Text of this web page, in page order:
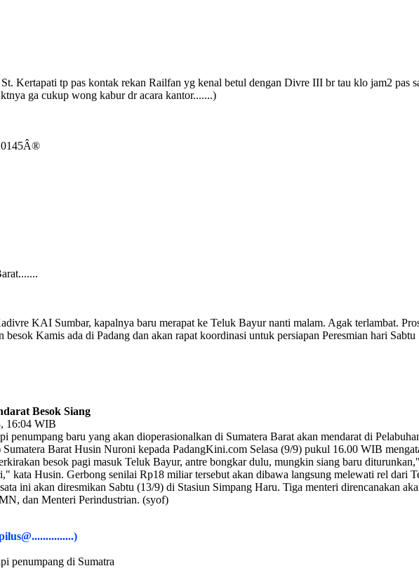
Kertapati tp pas kontak rekan Railfan yg kenal betul dengan Divre III br tau klo jam2 pas
ga cukup wong kabur dr acara kantor.......)
KAI Sumbar, kapalnya baru merapat ke Teluk Bayur nanti malam. Agak terlambat.
besok Kamis ada di Padang dan akan rapat koordinasi untuk persiapan Peresmian hari
Besok Siang
16:04 WIB
penumpang baru yang akan dioperasionalkan di Sumatera Barat akan mendarat di
Barat Husin Nuroni kepada PadangKini.com Selasa (9/9) pukul 16.00 WIB
besok pagi masuk Teluk Bayur, antre bongkar dulu, mungkin siang baru
kata Husin. Gerbong senilai Rp18 miliar tersebut akan dibawa langsung melewati rel dari
ini akan diresmikan Sabtu (13/9) di Stasiun Simpang Haru. Tiga menteri direncanakan
dan Menteri Perindustrian. (syof)
penumpang di Sumatra